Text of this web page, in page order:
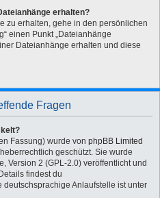
erhalten?
zu erhalten, gehe in den persönlichen
einen Punkt „Dateianhänge
Dateianhänge erhalten und diese
Fragen
Fassung) wurde von phpBB Limited
geschützt. Sie wurde
Version 2 (GPL-2.0) veröffentlicht und
findest du
deutschsprachige Anlaufstelle ist unter